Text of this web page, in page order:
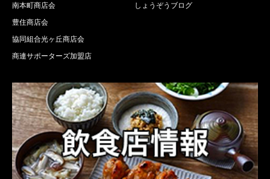
南本町商店会
豊住商店会
協同組合光ヶ丘商店会
商連サポーターズ加盟店
しょうぞうブログ